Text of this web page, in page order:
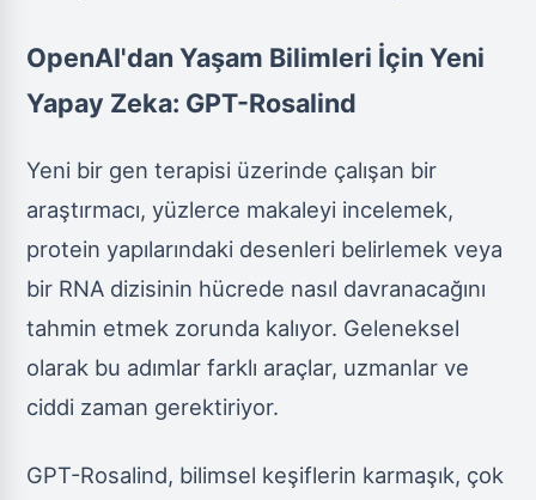
OpenAI'dan Yaşam Bilimleri İçin Yeni
Yapay Zeka: GPT-Rosalind
Yeni bir gen terapisi üzerinde çalışan bir
araştırmacı, yüzlerce makaleyi incelemek,
protein yapılarındaki desenleri belirlemek veya
bir RNA dizisinin hücrede nasıl davranacağını
tahmin etmek zorunda kalıyor. Geleneksel
olarak bu adımlar farklı araçlar, uzmanlar ve
ciddi zaman gerektiriyor.
GPT-Rosalind, bilimsel keşiflerin karmaşık, çok